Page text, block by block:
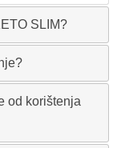
SLIM?
od korištenja